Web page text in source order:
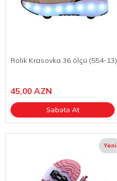
Rolik Krasovka 36 ölçü (554-13)
45,00 AZN
Səbətə At
Yeni